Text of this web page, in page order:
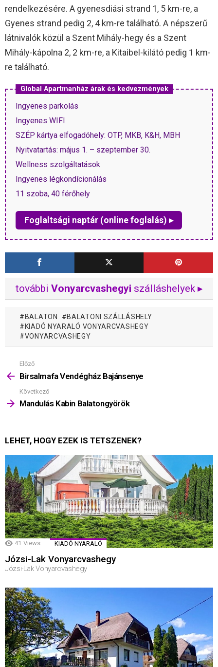
rendelkezésére. A gyenesdiási strand 1, 5 km-re, a
Gyenes strand pedig 2, 4 km-re található. A népszerű
látnivalók közül a Szent Mihály-hegy és a Szent
Mihály-kápolna 2, 2 km-re, a Kitaibel-kilátó pedig 1 km-
re található.
Global Apartmanház árak és kedvezmények
Ingyenes parkolás
Ingyenes WIFI
SZÉP kártya elfogadóhely: OTP, MKB, K&H, MBH
Nyitvatartás: május 1. – szeptember 30.
Wellness szolgáltatások
Ingyenes légkondícionálás
11 szoba, 40 férőhely
Foglaltsági naptár (online foglalás) ▸
további Vonyarcvashegyi szálláshelyek ▸
BALATON
BALATONI SZÁLLÁSHELY
KIADÓ NYARALÓ VONYARCVASHEGY
VONYARCVASHEGY
Mutass
többet
Előző
Birsalmafa Vendégház Bajánsenye
Következő
Mandulás Kabin Balatongyörök
LEHET, HOGY EZEK IS TETSZENEK?
41 Views KIADÓ NYARALÓ
Józsi-Lak Vonyarcvashegy
Józsi-Lak Vonyarcvashegy